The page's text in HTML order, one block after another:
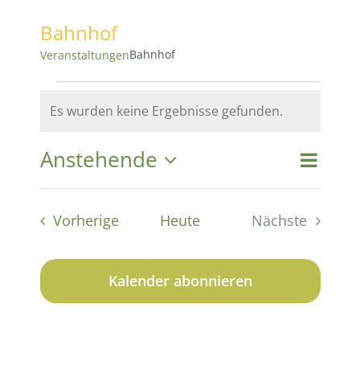
Bahnhof
VeranstaltungenBahnhof
Veranstaltungen
Hinweis
Es wurden keine Ergebnisse gefunden.
und
Suche
Liste
Anstehende
Datum
VorherigeVeranstaltungen
Heute
Nächste
Kalender abonnieren